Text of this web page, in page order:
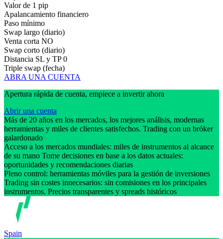
Valor de 1 pip
Apalancamiento financiero
Paso mínimo
Swap largo (diario)
Venta corta NO
Swap corto (diario)
Distancia SL y TP 0
Triple swap (fecha)
ABRA UNA CUENTA
Apertura rápida de cuenta, empiece a invertir ahora
Abrir una cuenta
Más de 20 años en los mercados, los mejores análisis, modernas
herramientas y miles de clientes satisfechos. Trading con un bróker
galardonado
Acceso a los mercados mundiales: miles de instrumentos al alcance
de su mano Tome decisiones en base a los datos actuales:
oportunidades y recomendaciones diarias
Pleno control: herramientas móviles para la gestión de inversiones
Trading sin costes innecesarios: sin comisiones en los principales
instrumentos. Precios transparentes y spreads históricos
Spain